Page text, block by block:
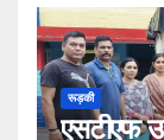
रूड़की
एसटीएफ